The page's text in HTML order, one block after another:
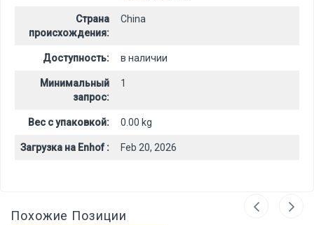
Страна
происхождения:
China
Доступность: в наличии
Минимальный
запрос:
1
Вес с упаковкой: 0.00 kg
Загрузка на Enhof : Feb 20, 2026
Похожие Позиции